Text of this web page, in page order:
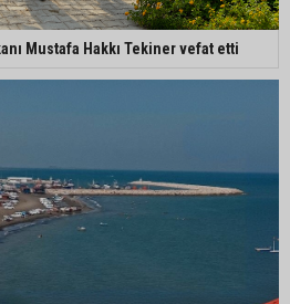
Mustafa Hakkı Tekiner vefat etti